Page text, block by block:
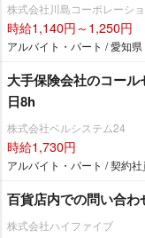
株式会社川島コーポレーシ
時給1,140円～1,250円
アルバイト・パート / 愛知県
大手保険会社のコー
日8h
株式会社ベルシステム24
時給1,730円
アルバイト・パート / 契約
百貨店内での問い合わ
株式会社ハイファイブ